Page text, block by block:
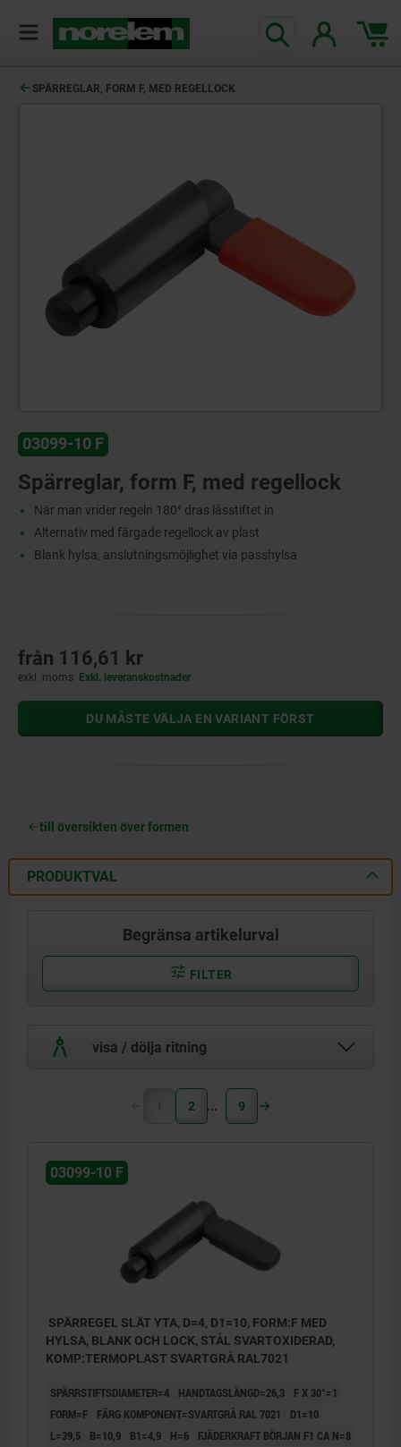
SPÄRREGLAR, FORM F, MED REGELLOCK
03099-10 F
Spärreglar, form F, med regellock
När man vrider regeln 180° dras låsstiftet in
Alternativ med färgade regellock av plast
Blank hylsa, anslutningsmöjlighet via passhylsa
från 116,61 kr
exkl. moms Exkl. leveranskostnader
DU MÅSTE VÄLJA EN VARIANT FÖRST
till översikten över formen
PRODUKTVAL
Begränsa artikelurval
FILTER
visa / dölja ritning
1 2 9
03099-10 F
SPÄRREGEL SLÄT YTA, D=4, D1=10, FORM:F MED
HYLSA, BLANK OCH LOCK, STÅL SVARTOXIDERAD,
KOMP:TERMOPLAST SVARTGRÅ RAL7021
SPÄRRSTIFTSDIAMETER=4 HANDTAGSLÄNGD=26,3
F X 30°=1
FORM=F
FÄRG KOMPONENT=SVARTGRÅ RAL 7021
D1=10
L=39,5
B=10,9 B1=4,9 H=6
FJÄDERKRAFT BÖRJAN F1 CA N=8